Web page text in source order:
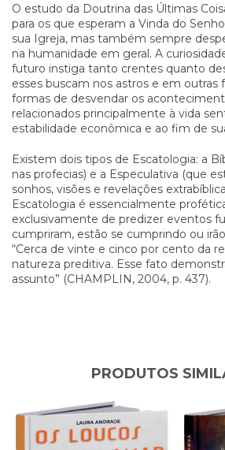
O estudo da Doutrina das Últimas
para os que esperam a Vinda do
sua Igreja, mas também sempre
na humanidade em geral. A
futuro instiga tanto crentes quanto
esses buscam nos astros e em outras
formas de desvendar os
relacionados principalmente à vida
estabilidade econômica e ao fim de
Existem dois tipos de Escatologia: a
nas profecias) e a Especulativa (que
sonhos, visões e revelações
Escatologia é essencialmente
exclusivamente de predizer eventos
cumpriram, estão se cumprindo ou
“Cerca de vinte e cinco por cento da
natureza preditiva. Esse fato
assunto” (CHAMPLIN, 2004, p. 437).
PRODUTOS